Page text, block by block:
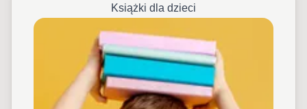
Książki dla dzieci